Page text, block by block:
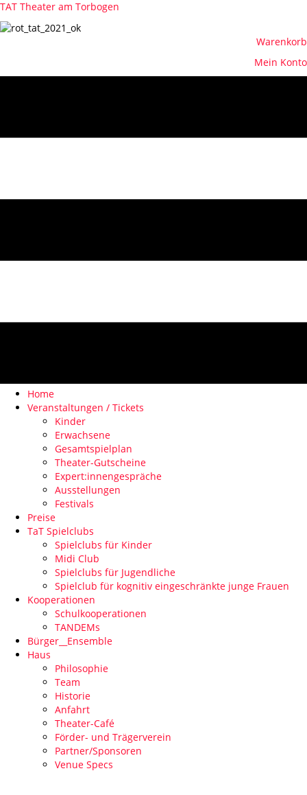
TAT Theater am Torbogen
Warenkorb
Mein Konto
Home
Veranstaltungen / Tickets
Kinder
Erwachsene
Gesamtspielplan
Theater-Gutscheine
Expert:innengespräche
Ausstellungen
Festivals
Preise
TaT Spielclubs
Spielclubs für Kinder
Midi Club
Spielclubs für Jugendliche
Spielclub für kognitiv eingeschränkte junge Frauen
Kooperationen
Schulkooperationen
TANDEMs
Bürger__Ensemble
Haus
Philosophie
Team
Historie
Anfahrt
Theater-Café
Förder- und Trägerverein
Partner/Sponsoren
Venue Specs